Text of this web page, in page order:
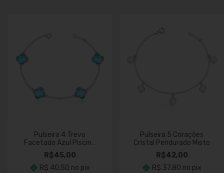
Pulseira 4 Trevo
Facetado Azul Piscina
Misto
R$45,00
R$ 40,50 no pix
Pulseira 5 Corações
Cristal Pendurado Misto
R$42,00
R$ 37,80 no pix